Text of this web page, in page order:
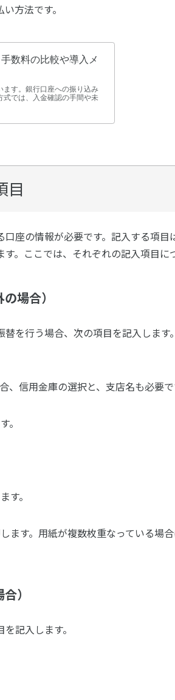
方法です。
目
座の情報が必要です。記入する項目
。ここでは、それぞれの記入項目に
場合）
を行う場合、次の項目を記入します。
信用金庫の選択と、支店名も必要で
。
す。
ます。用紙が複数枚重なっている場
）
記入します。